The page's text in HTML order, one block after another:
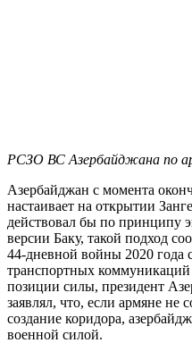
РСЗО ВС Азербайджана по
Азербайджан с момента
настаивает на открытии
действовал бы по принципу
версии Баку, такой подход
44-дневной войны 2020 года
транспортных коммуникаций
позиции силы, президент
заявлял, что, если армяне не
создание коридора,
военной силой.